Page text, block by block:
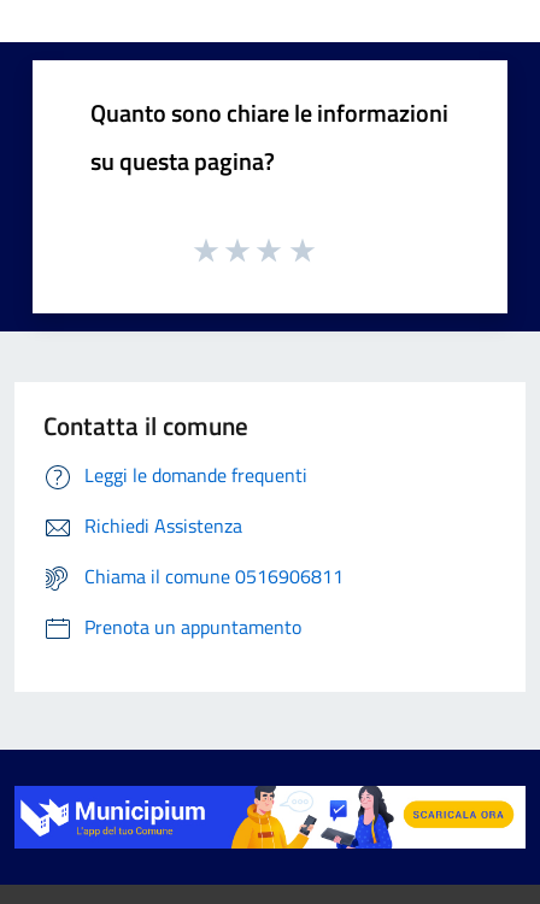
Quanto sono chiare le informazioni
su questa pagina?
Contatta il comune
Leggi le domande frequenti
Richiedi Assistenza
Chiama il comune 0516906811
Prenota un appuntamento